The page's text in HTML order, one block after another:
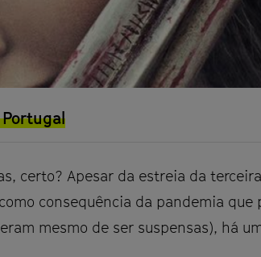
certo? Apesar da estreia da
consequência da pandemia que
mesmo de ser suspensas), há